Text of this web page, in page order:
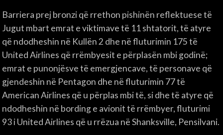
Barriera prej bronzi që rrethon pishinën reflektuese të
Jugut mbart emrat e viktimave të 11 shtatorit, të atyre
që ndodheshin në Kullën 2 dhe në fluturimin 175 të
United Airlines që rrëmbyesit e përplasën mbi godinë;
emrat e punonjësve të emergjencave, të personave që
gjendeshin në Pentagon dhe në fluturimin 77 të
American Airlines që u përplas mbi të, si dhe të atyre që
ndodheshin në bording e avionit të rrëmbyer, fluturimi
93 i United Airlines që u rrëzua në Shanksville, Pensilvani.